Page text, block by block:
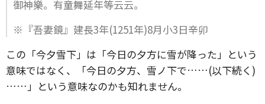
御神樂。有童舞延年等云云。
※『吾妻鏡』建長3年(1251年)8月小3日辛卯
この「今夕雪下」は「今日の夕方に雪が降った」という
意味ではなく、「今日の夕方、雪ノ下で……(以下続く)
……」という意味なのかも知れません。